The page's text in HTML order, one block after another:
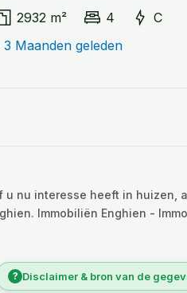
2932 m² 4
C
Maanden geleden
u nu interesse heeft in huizen,
Immobiliën Enghien -
? Disclaimer & bron van de